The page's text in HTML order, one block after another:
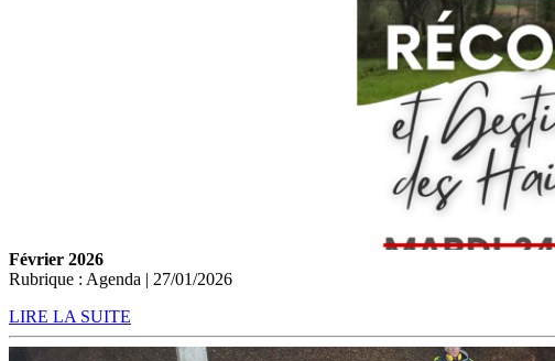
Février 2026
Rubrique : Agenda | 27/01/2026
LIRE LA SUITE